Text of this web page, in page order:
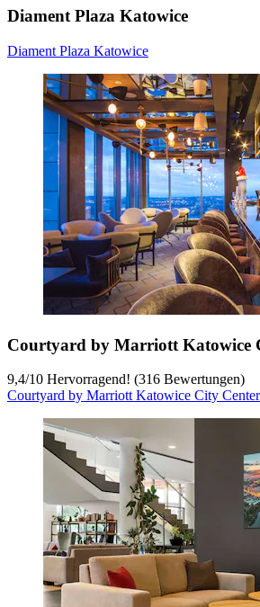
Diament Plaza Katowice
Diament Plaza Katowice
Courtyard by Marriott Katowice
9,4/10 Hervorragend! (316 Bewertungen)
Courtyard by Marriott Katowice City Center